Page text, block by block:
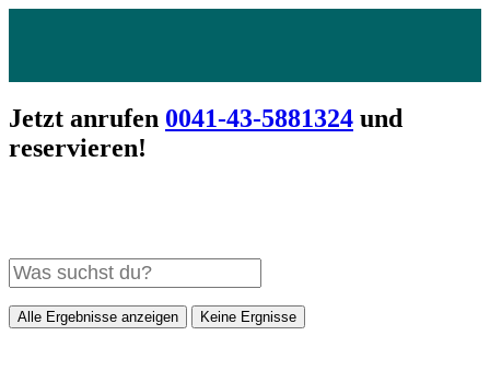
Jetzt anrufen 0041-43-5881324 und
reservieren!
Alle Ergebnisse anzeigen Keine Ergnisse